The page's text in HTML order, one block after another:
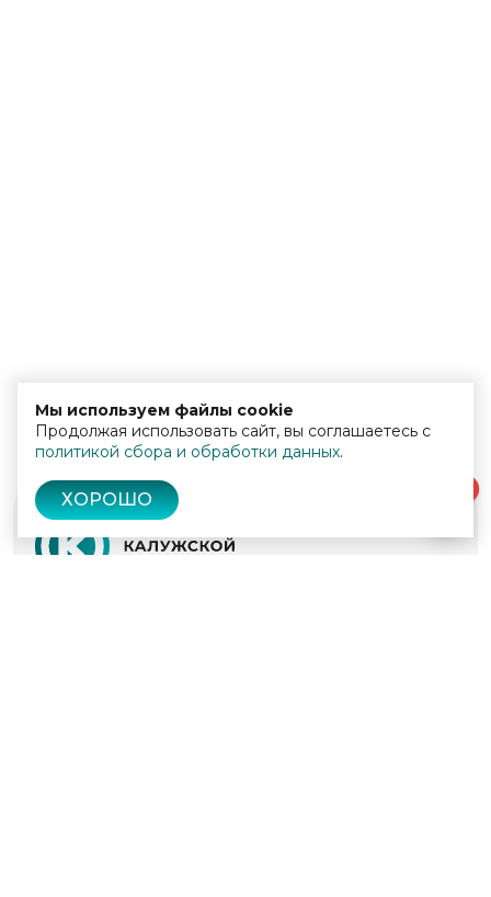
Мы используем файлы cookie
Продолжая использовать сайт, вы соглашаетесь с
политикой сбора и обработки данных.
ХОРОШО